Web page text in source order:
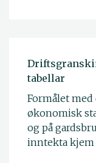
tabellar
Formålet
økonomisk
og på
inntekta kjem